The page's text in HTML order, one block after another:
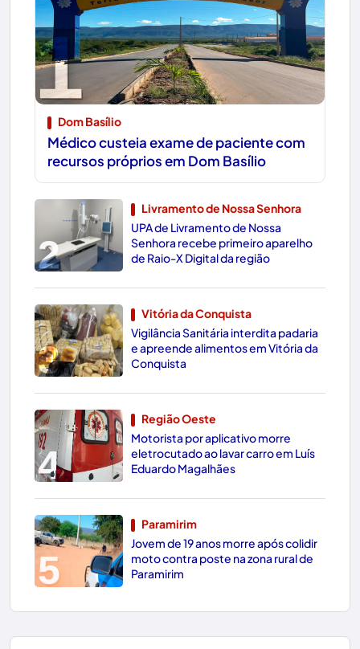
1
Dom Basílio
Médico custeia exame de paciente com
recursos próprios em Dom Basílio
2
Livramento de Nossa Senhora
UPA de Livramento de Nossa
Senhora recebe primeiro aparelho
de Raio-X Digital da região
3
Vitória da Conquista
Vigilância Sanitária interdita padaria
e apreende alimentos em Vitória da
Conquista
4
Região Oeste
Motorista por aplicativo morre
eletrocutado ao lavar carro em Luís
Eduardo Magalhães
5
Paramirim
Jovem de 19 anos morre após colidir
moto contra poste na zona rural de
Paramirim